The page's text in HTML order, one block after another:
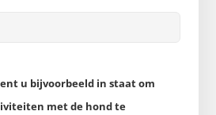
u bijvoorbeeld in staat om
met de hond te